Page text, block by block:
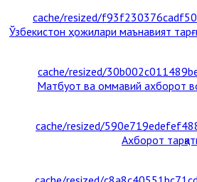
Ўзбекистон ҳожилари маънавият
Матбуот ва оммавий ахборот
Ахборот